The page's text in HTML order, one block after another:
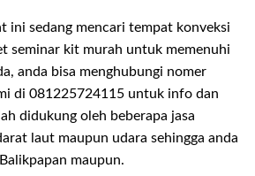
ini sedang mencari tempat konveksi
seminar kit murah untuk memenuhi
anda bisa menghubungi nomer
di 081225724115 untuk info dan
didukung oleh beberapa jasa
laut maupun udara sehingga anda
maupun.